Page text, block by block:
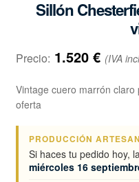
Sillón
Precio: 1.520 € (IVA
Vintage cuero marrón
oferta
PRODUCCIÓN
Si haces tu pedido hoy,
miércoles 16